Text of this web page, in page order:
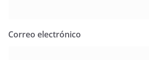
Correo electrónico